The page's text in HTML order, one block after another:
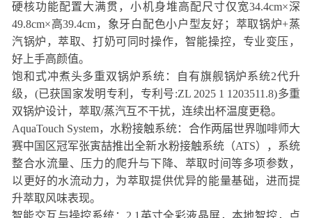
硬核功能配置大满贯，小机身堆高配尺寸仅宽34.4cm×深
49.8cm×高39.4cm，象牙白配色小户型友好；萃取锅炉+蒸
汽锅炉，萃取、打奶可同时操作，智能操控，专业变压，
好上手高颜值。
饱和式冲煮头多重双锅炉系统：自有旗舰锅炉系统2代升
级，(已获国家发明专利，专利号:ZL 2025 1 1203511.8)多重
双锅炉设计，萃取/蒸汽互不干扰，连续出杯温度更稳。
AquaTouch System，水粉接触系统：合作两届世界咖啡师大
赛中国区冠军张寅喆推出全新水粉接触系统（ATS），系统
整合水流量、压力的爬升与下降、萃取时间等多项参数，
以更好的水流动力，为萃取提供优异的能量基础，进而提
升萃取风味表现。
智能交互与操控系统：2.1英寸全彩液晶屏，本地智控，点